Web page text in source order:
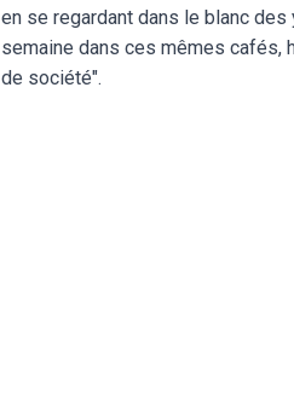
en se regardant dans le blanc
semaine dans ces mêmes
de société".